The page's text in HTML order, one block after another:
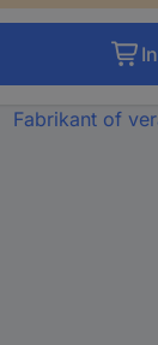
Fabrikant of